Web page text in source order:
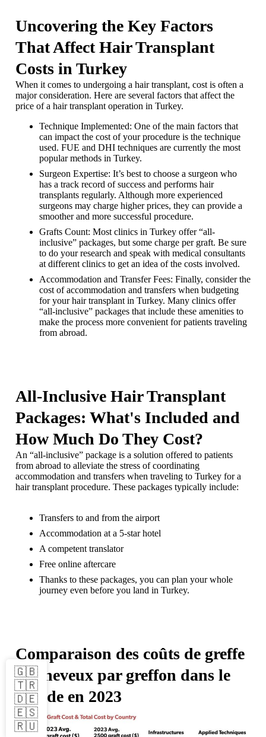
Uncovering the Key Factors
That Affect Hair Transplant
Costs in Turkey
When it comes to undergoing a hair transplant, cost is often a
major consideration. Here are several factors that affect the
price of a hair transplant operation in Turkey.
Technique Implemented: One of the main factors that
can impact the cost of your procedure is the technique
used. FUE and DHI techniques are currently the most
popular methods in Turkey.
Surgeon Expertise: It’s best to choose a surgeon who
has a track record of success and performs hair
transplants regularly. Although more experienced
surgeons may charge higher prices, they can provide a
smoother and more successful procedure.
Grafts Count: Most clinics in Turkey offer “all-
inclusive” packages, but some charge per graft. Be sure
to do your research and speak with medical consultants
at different clinics to get an idea of the costs involved.
Accommodation and Transfer Fees: Finally, consider the
cost of accommodation and transfers when budgeting
for your hair transplant in Turkey. Many clinics offer
“all-inclusive” packages that include these amenities to
make the process more convenient for patients traveling
from abroad.
All-Inclusive Hair Transplant
Packages: What's Included and
How Much Do They Cost?
An “all-inclusive” package is a solution offered to patients
from abroad to alleviate the stress of coordinating
accommodation and transfers when traveling to Turkey for a
hair transplant procedure. These packages typically include:
Transfers to and from the airport
Accommodation at a 5-star hotel
A competent translator
Free online aftercare
Thanks to these packages, you can plan your whole
journey even before you land in Turkey.
Comparaison des coûts de greffe
de cheveux par greffon dans le
monde en 2023
🇬🇧
🇹🇷
🇩🇪
🇪🇸
🇷🇺